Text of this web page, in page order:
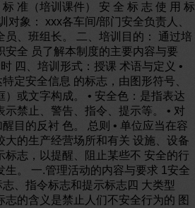
准（培训课件） 安 全 标 志 使 用 标
对象： xxx各车间/部门安全负责人、
员、班组长。 二、培训目的： 通过培
安全 员了解本制度的主要内容与要
四、培训形式：授课 术语与定义 •
定安全信息 的标志，由图形符号、
或文字构成。 • 安全色：是指表达
示禁止、警告、指令、提示等。 • 对
目的反衬 色。 总则 • 单位应当在容
大的生产经营场所和有关 设施、设备
标志，以提醒、阻止某些不 安全的行
生。 一.管理活动的内容与要求 1安全
、指令标志和提示标志四 大类型
的含义是禁止人们不安全行为的 图